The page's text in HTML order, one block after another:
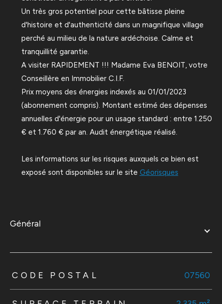
Un très gros potentiel pour cette bâtisse pleine
d'histoire et d'authenticité dans un magnifique village
perché au milieu de la nature ardéchoise. Calme et
tranquillité garantie.
A visiter RAPIDEMENT !!! Madame Eva BENOIT, votre
Conseillère en Immobilier C.I.F.
Prix moyens des énergies indexés au 01/01/2023
(abonnement compris). Montant estimé des dépenses
annuelles d'énergie pour un usage standard : entre 1.250
€ et 1.760 € par an. Audit énergétique réalisé.
Les informations sur les risques auxquels ce bien est
exposé sont disponibles sur le site Géorisques
général
TRAD_ZEPHYR_Caracteristique TRAD_ZEPHYR_Valeurs
CODE POSTAL 07560